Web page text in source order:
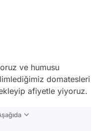
ve humusu
domatesleri
afiyetle yiyoruz.